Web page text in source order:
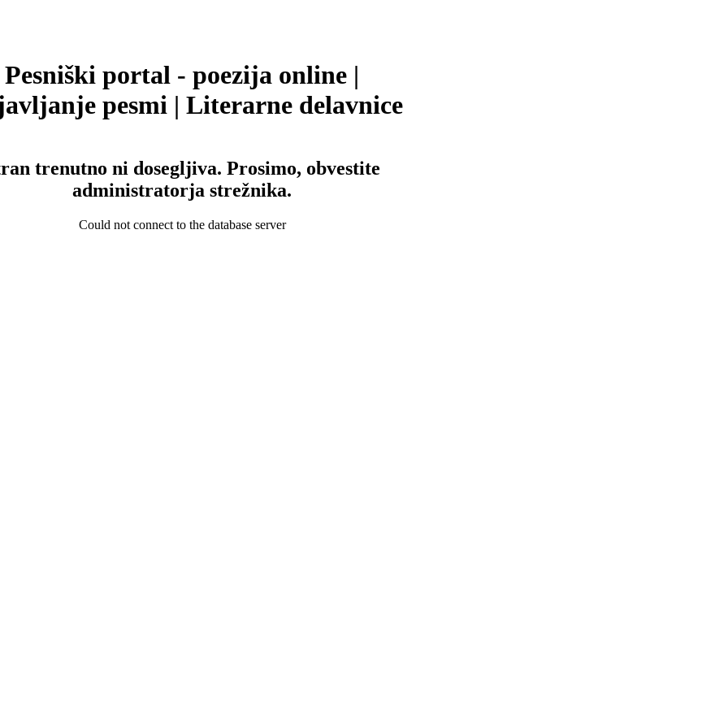
Pesniški portal - poezija online |
pesmi | Literarne delavnice
trenutno ni dosegljiva. Prosimo, obvestite
administratorja strežnika.
Could not connect to the database server